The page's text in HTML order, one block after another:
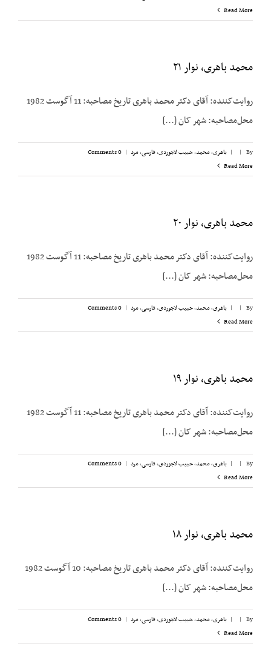
Read More
محمد باهری، نوار ۲۱
روایت‌کننده: آقای دکتر محمد باهری تاریخ مصاحبه: 11 آگوست 1982
محل‌مصاحبه: شهر کان [...]
By
|
| باهری، محمد,حبیب لاجوردی,فارسی,مرد |
0 Comments
Read More
محمد باهری، نوار ۲۰
روایت‌کننده: آقای دکتر محمد باهری تاریخ مصاحبه: 11 آگوست 1982
محل‌مصاحبه: شهر کان [...]
By
|
| باهری، محمد,حبیب لاجوردی,فارسی,مرد |
0 Comments
Read More
محمد باهری، نوار ۱۹
روایت‌کننده: آقای دکتر محمد باهری تاریخ مصاحبه: 11 آگوست 1982
محل‌مصاحبه: شهر کان [...]
By
|
| باهری، محمد,حبیب لاجوردی,فارسی,مرد |
0 Comments
Read More
محمد باهری، نوار ۱۸
روایت‌کننده: آقای دکتر محمد باهری تاریخ مصاحبه: 10 آگوست 1982
محل‌مصاحبه: شهر کان [...]
By
|
| باهری، محمد,حبیب لاجوردی,فارسی,مرد |
0 Comments
Read More